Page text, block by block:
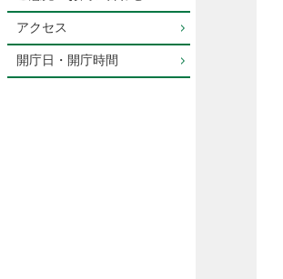
アクセス
開庁日・開庁時間